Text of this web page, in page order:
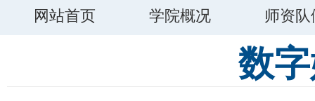
网站首页 学院概况 师资队
数